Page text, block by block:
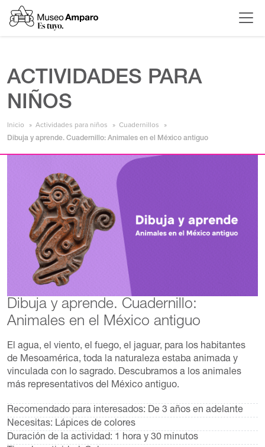
ACTIVIDADES PARA
NIÑOS
Inicio Actividades para niños Cuadernillos
Dibuja y aprende. Cuadernillo: Animales en el México antiguo
Dibuja y aprende. Cuadernillo:
Animales en el México antiguo
El agua, el viento, el fuego, el jaguar, para los habitantes
de Mesoamérica, toda la naturaleza estaba animada y
vinculada con lo sagrado. Descubramos a los animales
más representativos del México antiguo.
Recomendado para interesados: De 3 años en adelante
Necesitas: Lápices de colores
Duración de la actividad: 1 hora y 30 minutos